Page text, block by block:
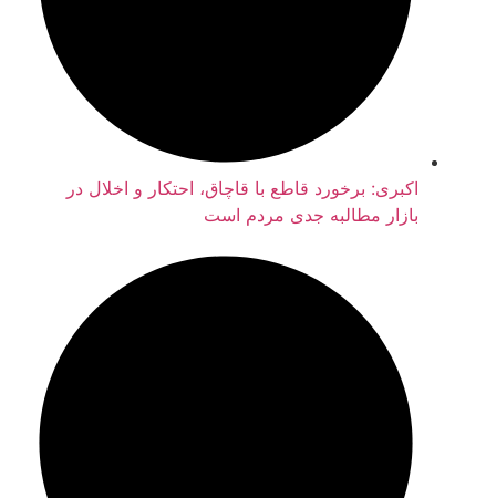
اکبری: برخورد قاطع با قاچاق، احتکار و اخلال در
بازار مطالبه جدی مردم است